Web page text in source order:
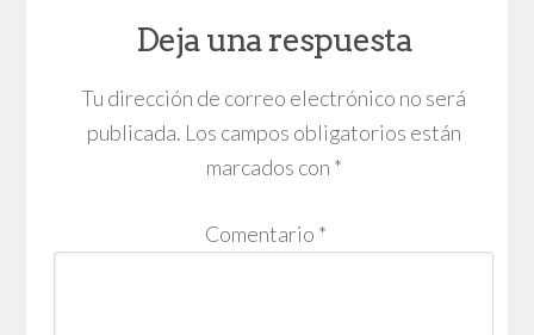
Deja una respuesta
Tu dirección de correo electrónico no será
publicada. Los campos obligatorios están
marcados con *
Comentario *